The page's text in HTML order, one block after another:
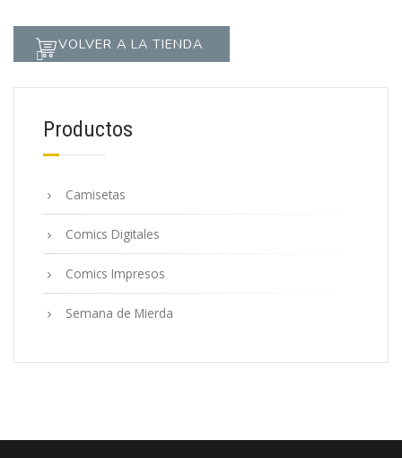
VOLVER A LA TIENDA
Productos
Camisetas
Comics Digitales
Comics Impresos
Semana de Mierda